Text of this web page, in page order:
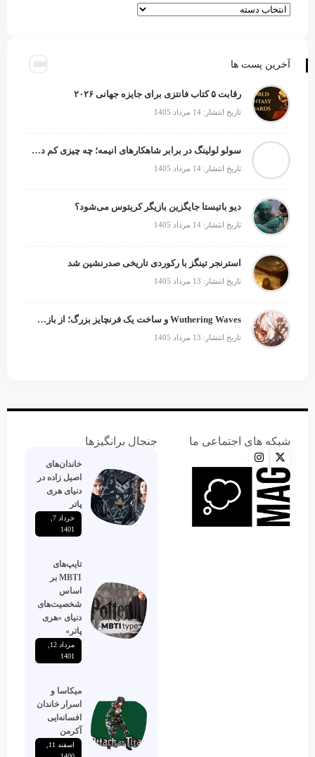
آخرین پست ها
رقابت ۵ کتاب فانتزی برای جایزه جهانی ۲۰۲۶
تاریخ انتشار: 14 مرداد 1405
سولو لولینگ در برابر شاهکارهای انیمه؛ چه چیزی کم دارد؟
تاریخ انتشار: 14 مرداد 1405
دیو باتیستا جایگزین بازیگر کریتوس می‌شود؟
تاریخ انتشار: 14 مرداد 1405
استرنجر تینگز با رکوردی تاریخی صدرنشین شد
تاریخ انتشار: 13 مرداد 1405
Wuthering Waves و ساخت یک فرنچایز بزرگ؛ از بازی تا انیمه
تاریخ انتشار: 13 مرداد 1405
شبکه های اجتماعی ما جنجال برانگیزها
خاندان‌های
اصیل زاده‌ در
دنیای هری
پاتر
1401
تایپ‌های
MBTI بر
اساس
شخصیت‌های
دنیای «هری
پاتر»
1401
میکاسا و
اسرار خاندان
افسانه‌ایی
آکرمن